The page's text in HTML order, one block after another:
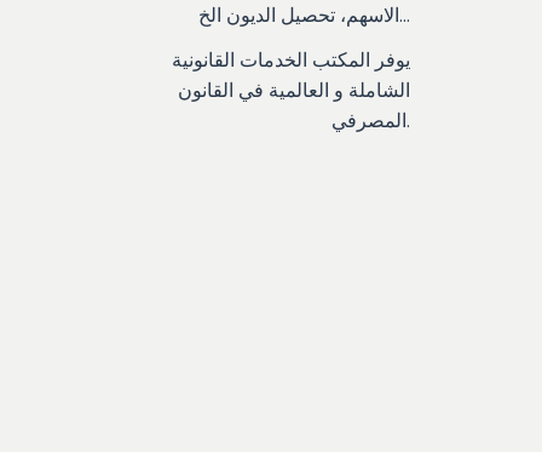
الاسهم، تحصيل الديون الخ…
يوفر المكتب الخدمات القانونية
الشاملة و العالمية في القانون
المصرفي.